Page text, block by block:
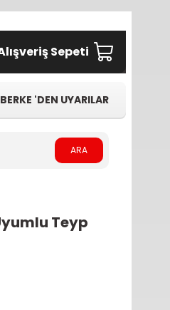
Sepeti
'DEN UYARILAR
ARA
Teyp